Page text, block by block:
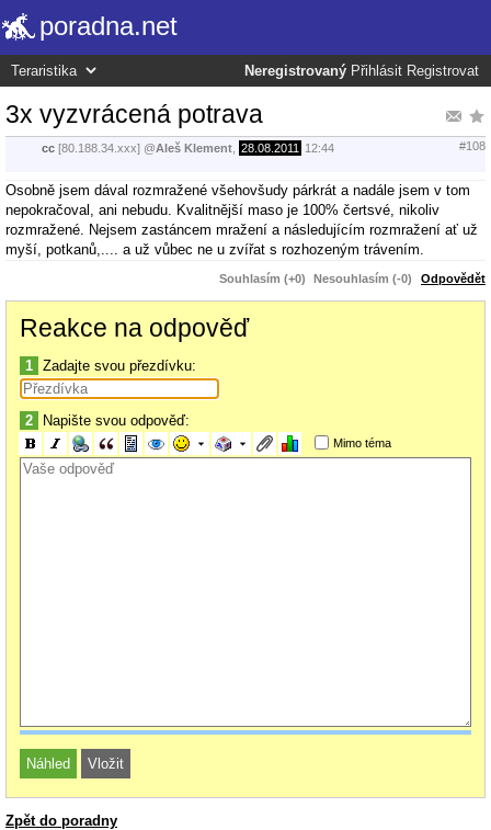
poradna.net
Neregistrovaný Přihlásit Registrovat
3x vyzvrácená potrava
cc [80.188.34.xxx] @Aleš Klement 28.08.2011 12:44 #108
Osobně jsem dával rozmražené všehovšudy párkrát a nadále jsem v tom
nepokračoval, ani nebudu. Kvalitnější maso je 100% čertsvé, nikoliv
rozmražené. Nejsem zastáncem mražení a následujícím rozmražení ať už
myší, potkanů,.... a už vůbec ne u zvířat s rozhozeným trávením.
Souhlasím (+0) Nesouhlasím (-0) Odpovědět
Reakce na odpověď
1 Zadajte svou přezdívku:
2 Napište svou odpověď:
Mimo téma
Zpět do poradny